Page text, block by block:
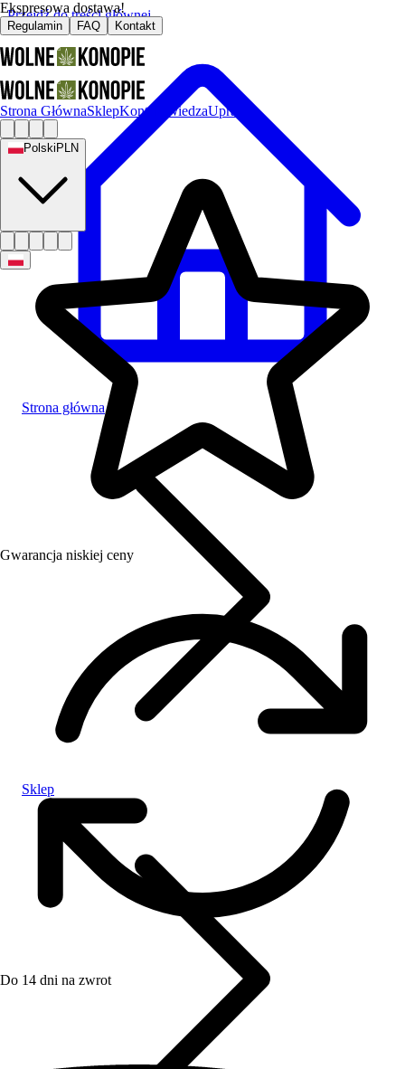
Przejdź do treści głównej
Ekspresowa dostawa!
Regulamin FAQ Kontakt
Strona GłównaSklepKontakt WiedzaUprawa
Polski PLN
Gwarancja niskiej ceny
Do 14 dni na zwrot
Strona główna
Sklep